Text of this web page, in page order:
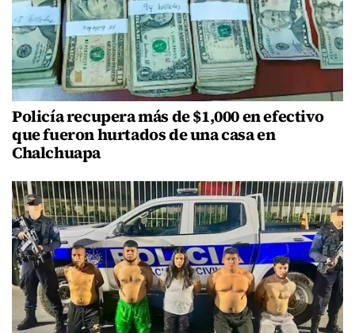
Policía recupera más de $1,000 en efectivo
que fueron hurtados de una casa en
Chalchuapa